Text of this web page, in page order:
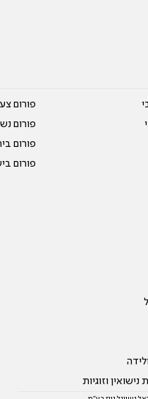
וזוגיות
פורום
פורום
פורום
פורום